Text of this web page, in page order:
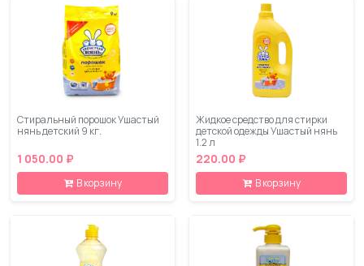
Стиральный порошок Ушастый
нянь детский 9 кг.
1 050.00 ₽
В корзину
Жидкое средство для стирки
детской одежды Ушастый нянь
1.2 л
220.00 ₽
В корзину